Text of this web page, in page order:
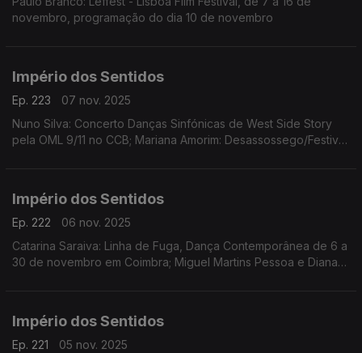
novembro, programação do dia 10 de novembro
Império dos Sentidos
Ep. 223
07 nov. 2025
Nuno Silva: Concerto Danças Sinfónicas de West Side Story
pela OML 9/11 no CCB; Mariana Amorim: Desassossego/Festival
Império dos Sentidos
Ep. 222
06 nov. 2025
Catarina Saraiva: Linha de Fuga, Dança Contemporânea de 6 a
30 de novembro em Coimbra; Miguel Martins Pessoa e Diana
Império dos Sentidos
Ep. 221
05 nov. 2025